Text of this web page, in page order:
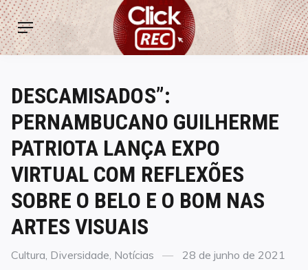
Skip
to
content
ClickREC
Menu
DESCAMISADOS”:
PERNAMBUCANO GUILHERME
PATRIOTA LANÇA EXPO
VIRTUAL COM REFLEXÕES
SOBRE O BELO E O BOM NAS
ARTES VISUAIS
Categories
Cultura, Diversidade, Notícias
Posted
28 de junho de 2021